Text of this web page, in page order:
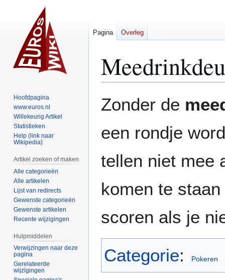
navigatie
zoeken
Zonder de
een rondje
tellen niet mee
komen te
scoren als je
Categorie: Pokeren
Pagina Overleg
Hoofdpagina
www.euros.nl
Willekeurig Artikel
Statistieken
Help (link naar
Wikipedia)
Artikel zoeken of maken
Alle categorieën
Alle artikelen
Lijst van redirects
Gewenste categorieën
Gewenste artikelen
Recente wijzigingen
Hulpmiddelen
Verwijzingen naar deze
pagina
Gerelateerde
wijzigingen